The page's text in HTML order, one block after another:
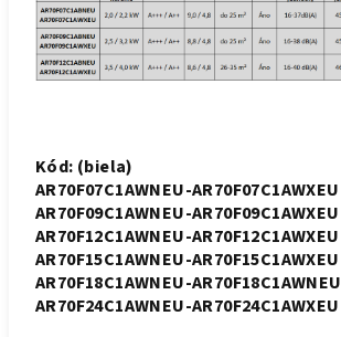
Kód: (biela)
AR70F07C1AWNEU-AR70F07C1AWXEU
AR70F09C1AWNEU-AR70F09C1AWXEU
AR70F12C1AWNEU-AR70F12C1AWXEU
AR70F15C1AWNEU-AR70F15C1AWXEU
AR70F18C1AWNEU-AR70F18C1AWNEU
AR70F24C1AWNEU-AR70F24C1AWXEU